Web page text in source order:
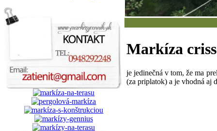
Markíza c
je jedinečná v tom, že ma
(za priplatok) a je vhodná aj